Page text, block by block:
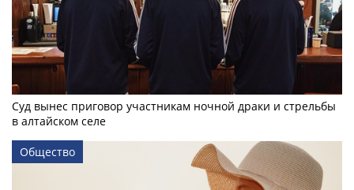
Суд вынес приговор участникам ночной драки и стрельбы
в алтайском селе
Общество